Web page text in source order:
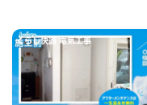
くらし快適 電気工事